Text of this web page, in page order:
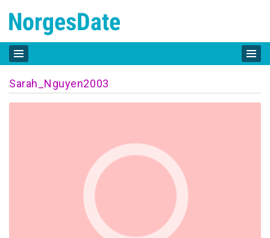
Sarah_Nguyen2003